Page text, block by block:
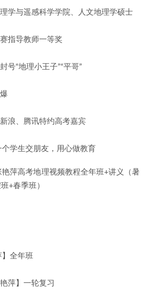
学与遥感科学学院、人文地理学硕士
指导教师一等奖
号“地理小王子”“平哥”
浪、腾讯特约高考嘉宾
学生交朋友，用心做教育
萍高考地理视频教程全年班+讲义（暑
+春季班）
全年班
萍】一轮复习